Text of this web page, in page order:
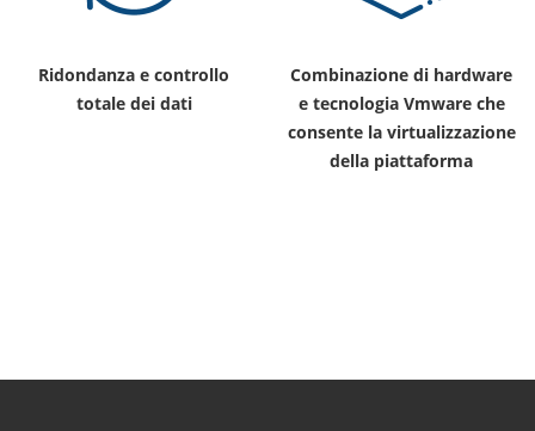
Ridondanza e controllo
totale dei dati
Combinazione di hardware
e tecnologia Vmware che
consente la virtualizzazione
della piattaforma